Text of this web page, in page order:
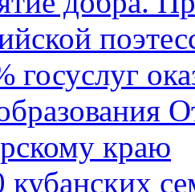
госуслуг
краю
кубанских